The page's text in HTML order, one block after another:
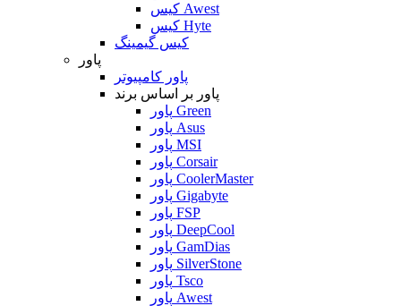
کیس Awest
کیس Hyte
کیس گیمینگ
پاور
پاور کامپیوتر
پاور بر اساس برند
پاور Green
پاور Asus
پاور MSI
پاور Corsair
پاور CoolerMaster
پاور Gigabyte
پاور FSP
پاور DeepCool
پاور GamDias
پاور SilverStone
پاور Tsco
پاور Awest